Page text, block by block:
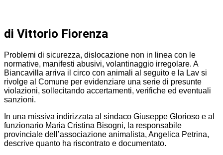
di Vittorio Fiorenza
Problemi di sicurezza, dislocazione non in linea con le
normative, manifesti abusivi, volantinaggio irregolare. A
Biancavilla arriva il circo con animali al seguito e la Lav si
rivolge al Comune per evidenziare una serie di presunte
violazioni, sollecitando accertamenti, verifiche ed eventuali
sanzioni.
In una missiva indirizzata al sindaco Giuseppe Glorioso e al
funzionario Maria Cristina Bisogni, la responsabile
provinciale dell’associazione animalista, Angelica Petrina,
descrive quanto ha riscontrato e documentato.